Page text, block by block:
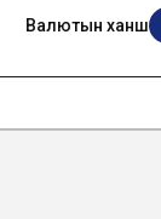
Валютын ханш